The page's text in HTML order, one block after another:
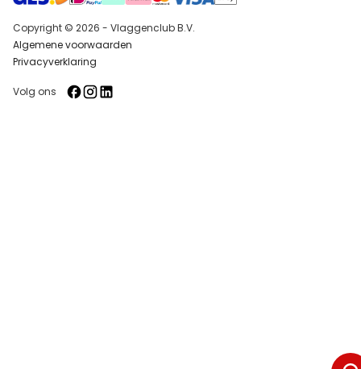
Copyright © 2026 - Vlaggenclub B.V.
Algemene voorwaarden
Privacyverklaring
Volg ons